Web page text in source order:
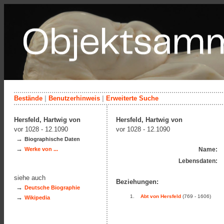
Bestände Benutzerhinweis Erweiterte Suche
Hersfeld, Hartwig von
vor 1028 - 12.1090
Name:
Lebensdaten:
Beziehungen:
Abt von Hersfeld (769 - 1606)
Hersfeld, Hartwig von
vor 1028 - 12.1090
→ Biographische Daten
→ Werke von ...
siehe auch
→ Deutsche Biographie
→ Wikipedia